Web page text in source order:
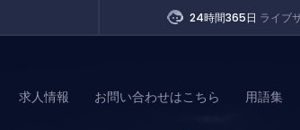
24時間365日 ライブ
求人情報 お問い合わせはこちら 用語集